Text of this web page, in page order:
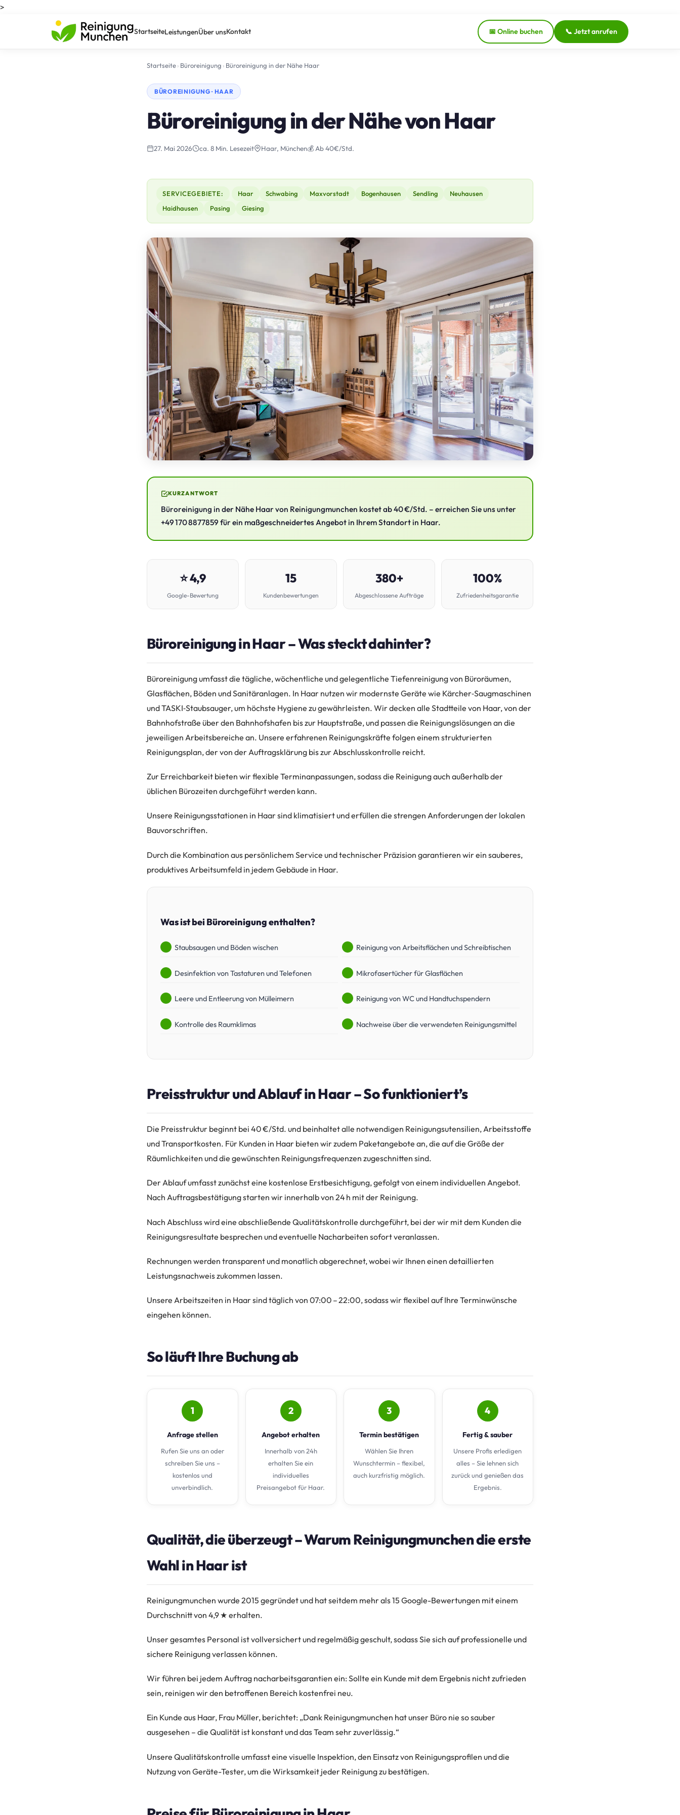
>
StartseiteLeistungenÜber unsKontakt 📅 Online buchen 📞 Jetzt anrufen
Startseite› Büroreinigung › Büroreinigung in der Nähe Haar
BÜROREINIGUNG · HAAR
Büroreinigung in der Nähe von Haar
27. Mai 2026 ca. 8 Min. Lesezeit Haar, München💰 Ab 40€/Std.
SERVICEGEBIETE: Haar Schwabing Maxvorstadt Bogenhausen Sendling
Neuhausen
Haidhausen
Pasing Giesing
KURZANTWORT
Büroreinigung in der Nähe Haar von Reinigungmunchen kostet ab 40 €/Std. – erreichen Sie uns unter
+49 170 8877859 für ein maßgeschneidertes Angebot in Ihrem Standort in Haar.
⭐ 4,9
Google-Bewertung
15
Kundenbewertungen
380+
Abgeschlossene Aufträge
100%
Zufriedenheitsgarantie
Büroreinigung in Haar – Was steckt dahinter?
Büroreinigung umfasst die tägliche, wöchentliche und gelegentliche Tiefenreinigung von Büroräumen,
Glasflächen, Böden und Sanitäranlagen. In Haar nutzen wir modernste Geräte wie Kärcher‑Saugmaschinen
und TASKI‑Staubsauger, um höchste Hygiene zu gewährleisten. Wir decken alle Stadtteile von Haar, von der
Bahnhofstraße über den Bahnhofshafen bis zur Hauptstraße, und passen die Reinigungslösungen an die
jeweiligen Arbeitsbereiche an. Unsere erfahrenen Reinigungskräfte folgen einem strukturierten
Reinigungsplan, der von der Auftragsklärung bis zur Abschlusskontrolle reicht.
Zur Erreichbarkeit bieten wir flexible Terminanpassungen, sodass die Reinigung auch außerhalb der
üblichen Bürozeiten durchgeführt werden kann.
Unsere Reinigungsstationen in Haar sind klimatisiert und erfüllen die strengen Anforderungen der lokalen
Bauvorschriften.
Durch die Kombination aus persönlichem Service und technischer Präzision garantieren wir ein sauberes,
produktives Arbeitsumfeld in jedem Gebäude in Haar.
Was ist bei Büroreinigung enthalten?
Staubsaugen und Böden wischen Reinigung von Arbeitsflächen und Schreibtischen
Desinfektion von Tastaturen und Telefonen Mikrofasertücher für Glasflächen
Leere und Entleerung von Mülleimern Reinigung von WC und Handtuchspendern
Kontrolle des Raumklimas Nachweise über die verwendeten Reinigungsmittel
Preisstruktur und Ablauf in Haar – So funktioniert’s
Die Preisstruktur beginnt bei 40 €/Std. und beinhaltet alle notwendigen Reinigungsutensilien, Arbeitsstoffe
und Transportkosten. Für Kunden in Haar bieten wir zudem Paketangebote an, die auf die Größe der
Räumlichkeiten und die gewünschten Reinigungsfrequenzen zugeschnitten sind.
Der Ablauf umfasst zunächst eine kostenlose Erstbesichtigung, gefolgt von einem individuellen Angebot.
Nach Auftragsbestätigung starten wir innerhalb von 24 h mit der Reinigung.
Nach Abschluss wird eine abschließende Qualitätskontrolle durchgeführt, bei der wir mit dem Kunden die
Reinigungsresultate besprechen und eventuelle Nacharbeiten sofort veranlassen.
Rechnungen werden transparent und monatlich abgerechnet, wobei wir Ihnen einen detaillierten
Leistungsnachweis zukommen lassen.
Unsere Arbeitszeiten in Haar sind täglich von 07:00 – 22:00, sodass wir flexibel auf Ihre Terminwünsche
eingehen können.
So läuft Ihre Buchung ab
1
Anfrage stellen
Rufen Sie uns an oder
schreiben Sie uns –
kostenlos und
unverbindlich.
2
Angebot erhalten
Innerhalb von 24h
erhalten Sie ein
individuelles
Preisangebot für Haar.
3
Termin bestätigen
Wählen Sie Ihren
Wunschtermin – flexibel,
auch kurzfristig möglich.
4
Fertig & sauber
Unsere Profis erledigen
alles – Sie lehnen sich
zurück und genießen das
Ergebnis.
Qualität, die überzeugt – Warum Reinigungmunchen die erste
Wahl in Haar ist
Reinigungmunchen wurde 2015 gegründet und hat seitdem mehr als 15 Google-Bewertungen mit einem
Durchschnitt von 4,9 ★ erhalten.
Unser gesamtes Personal ist vollversichert und regelmäßig geschult, sodass Sie sich auf professionelle und
sichere Reinigung verlassen können.
Wir führen bei jedem Auftrag nacharbeitsgarantien ein: Sollte ein Kunde mit dem Ergebnis nicht zufrieden
sein, reinigen wir den betroffenen Bereich kostenfrei neu.
Ein Kunde aus Haar, Frau Müller, berichtet: „Dank Reinigungmunchen hat unser Büro nie so sauber
ausgesehen – die Qualität ist konstant und das Team sehr zuverlässig.“
Unsere Qualitätskontrolle umfasst eine visuelle Inspektion, den Einsatz von Reinigungsprofilen und die
Nutzung von Geräte-Tester, um die Wirksamkeit jeder Reinigung zu bestätigen.